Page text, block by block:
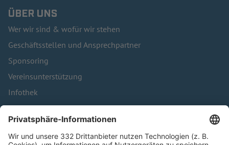
ÜBER UNS
Wer wir sind & wofür wir stehen
Geschäftsstellen und Ansprechpartner
Sponsoring
Vereinsunterstützung
Infothek
Kontakt
HÄUFIG BESUCHTE SEITEN